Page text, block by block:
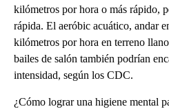
kilómetros por hora o más rápido,
rápida. El aeróbic acuático, andar
kilómetros por hora en terreno
bailes de salón también podrían
intensidad, según los CDC.
¿Cómo lograr una higiene mental